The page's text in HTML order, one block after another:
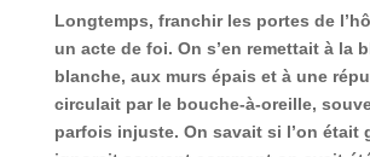
Longtemps, franchir les portes de
un acte de foi. On s’en remettait à la
blanche, aux murs épais et à une
circulait par le bouche-à-oreille,
parfois injuste. On savait si l’on était